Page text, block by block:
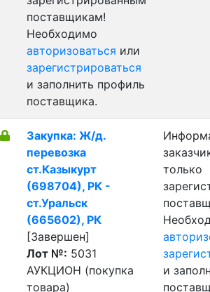
поставщикам!
Необходимо
авторизоваться или
зарегистрироваться
и заполнить профиль
поставщика.
Закупка: Ж/д.
перевозка
ст.Казыкурт
(698704), РК -
ст.Уральск
(665602), РК
[Завершен]
Лот №: 5031
АУКЦИОН (покупка
товара)
только
и